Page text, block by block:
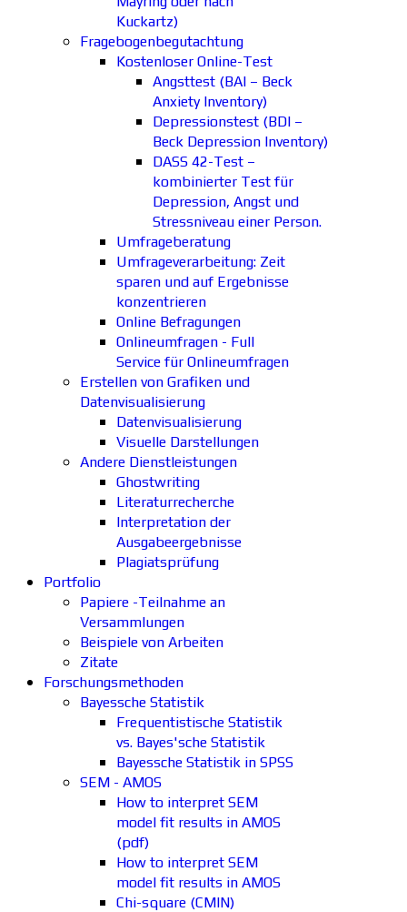
Kuckartz)
Fragebogenbegutachtung
Kostenloser Online-Test
Angsttest (BAI – Beck
Anxiety Inventory)
Depressionstest (BDI –
Beck Depression Inventory)
DASS 42-Test –
kombinierter Test für
Depression, Angst und
Stressniveau einer Person.
Umfrageberatung
Umfrageverarbeitung: Zeit
sparen und auf Ergebnisse
konzentrieren
Online Befragungen
Onlineumfragen - Full
Service für Onlineumfragen
Erstellen von Grafiken und
Datenvisualisierung
Datenvisualisierung
Visuelle Darstellungen
Andere Dienstleistungen
Ghostwriting
Literaturrecherche
Interpretation der
Ausgabeergebnisse
Plagiatsprüfung
Portfolio
Papiere -Teilnahme an
Versammlungen
Beispiele von Arbeiten
Zitate
Forschungsmethoden
Bayessche Statistik
Frequentistische Statistik
vs. Bayes'sche Statistik
Bayessche Statistik in SPSS
SEM - AMOS
How to interpret SEM
model fit results in AMOS
(pdf)
How to interpret SEM
model fit results in AMOS
Chi-square (CMIN)